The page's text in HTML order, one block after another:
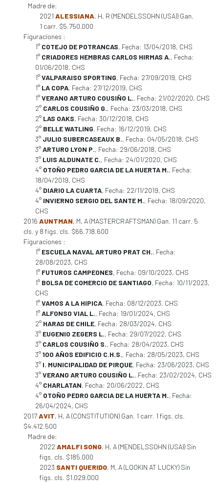
Madre de:
2021 ALESSIANA, H, R (MENDELSSOHN (USA)) Gan.
1 carr. $5.750.000
Figuraciones :
1° COTEJO DE POTRANCAS, Fecha: 13/04/2018, CHS
1° CRIADORES HEMBRAS CARLOS HIRMAS A., Fecha:
01/06/2018, CHS
1°VALPARAISO SPORTING, Fecha: 27/09/2019, CHS
1° LA COPA, Fecha: 27/12/2019, CHS
1°VERANO ARTURO COUSIÑO L., Fecha: 21/02/2020, CHS
2° CARLOS COUSIÑO G., Fecha: 23/03/2018, CHS
2° LAS OAKS, Fecha: 30/12/2018, CHS
2° BELLE WATLING, Fecha: 16/12/2019, CHS
3° JULIO SUBERCASEAUX B., Fecha: 04/05/2018, CHS
3°ARTURO LYON P., Fecha: 29/06/2018, CHS
3° LUIS ALDUNATE C., Fecha: 24/01/2020, CHS
4° OTOÑO PEDRO GARCIA DE LA HUERTA M., Fecha:
18/04/2019, CHS
4° DIARIO LA CUARTA, Fecha: 22/11/2019, CHS
4° INVIERNO SERGIO DEL SANTE M., Fecha: 18/09/2020,
CHS
2016 AUNTMAN, M, A (MASTERCRAFTSMAN) Gan. 11 carr. 5
cls. y 8 figs. cls. $66.718.600
Figuraciones :
1° ESCUELA NAVAL ARTURO PRAT CH., Fecha:
28/08/2023, CHS
1° FUTUROS CAMPEONES, Fecha: 09/10/2023, CHS
1° BOLSA DE COMERCIO DE SANTIAGO, Fecha: 10/11/2023,
CHS
1°VAMOS A LA HIPICA, Fecha: 08/12/2023, CHS
1°ALFONSO VIAL L., Fecha: 19/01/2024, CHS
2° HARAS DE CHILE, Fecha: 28/03/2024, CHS
3° EUGENIO ZEGERS L., Fecha: 29/07/2022, CHS
3° CARLOS COUSIÑO S., Fecha: 28/04/2023, CHS
3°100 AÑOS EDIFICIO C.H.S., Fecha: 28/05/2023, CHS
3° I. MUNICIPALIDAD DE PIRQUE, Fecha: 23/06/2023, CHS
3°VERANO ARTURO COUSIÑO L., Fecha: 23/02/2024, CHS
4° CHARLATAN, Fecha: 20/06/2022, CHS
4° OTOÑO PEDRO GARCIA DE LA HUERTA M., Fecha:
26/04/2024, CHS
2017AVIT, H, A (CONSTITUTION) Gan. 1 carr. 1 figs. cls.
$4.412.500
Madre de:
2022 AMALFI SONG, H, A (MENDELSSOHN (USA)) Sin
figs. cls. $185.000
2023 SANTI QUERIDO, M, A (LOOKIN AT LUCKY) Sin
figs. cls. $1.029.000